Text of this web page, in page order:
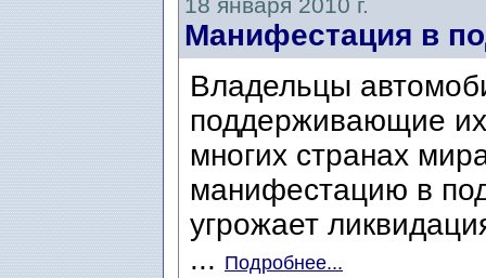
18 января 2010 г.
Манифестация в
Владельцы
поддерживающие
многих странах
манифестацию в
угрожает
... Подробнее...